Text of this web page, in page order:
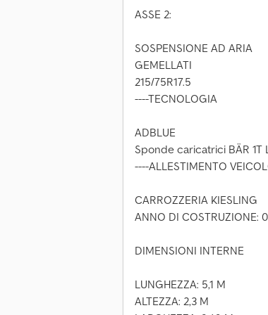
ASSE 2:
SOSPENSIONE AD ARIA
GEMELLATI
215/75R17.5
----TECNOLOGIA
ADBLUE
Sponde caricatrici BÄR 1T
----ALLESTIMENTO
CARROZZERIA KIESLING
ANNO DI COSTRUZIONE:
DIMENSIONI INTERNE
LUNGHEZZA: 5,1 M
ALTEZZA: 2,3 M